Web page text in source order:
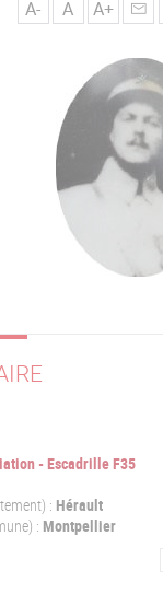
A- A A+
- Escadrille F35
: Hérault
: Montpellier